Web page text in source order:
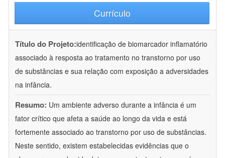
Currículo
Título do Projeto:identificação de biomarcador inflamatório
associado à resposta ao tratamento no transtorno por uso
de substâncias e sua relação com exposição a adversidades
na infância.
Resumo: Um ambiente adverso durante a infância é um
fator crítico que afeta a saúde ao longo da vida e está
fortemente associado ao transtorno por uso de substâncias.
Neste sentido, existem estabelecidas evidências que o